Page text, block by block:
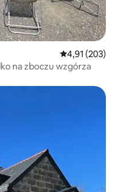
Średnia
4,91 (203)
na zboczu wzgórza